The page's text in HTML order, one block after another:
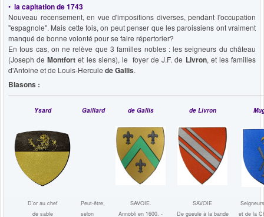
• la capitation de 1743
Nouveau recensement, en vue d'impositions diverses, pendant l'occupation
"espagnole". Mais cette fois, on peut penser que les paroissiens ont vraiment
manqué de bonne volonté pour se faire répertorier?
En tous cas, on ne relève que 3 familles nobles : les seigneurs du château
(Joseph deMontfort et les siens), le foyer de J.F. de Livron, et les familles
d'Antoine et de Louis-Hercule de Gallis.
Blasons :
Ysard Gaillard de Gallis de Livron
D'or au chef
de sable
Peut-être,
selon
SAVOIE.
Annobli en 1600. -
SAVOIE
De gueule à la bande
et de la